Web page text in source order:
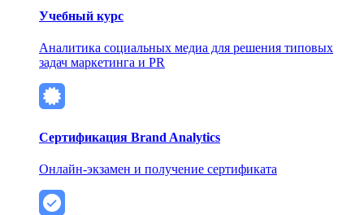
Учебный курс
Аналитика социальных медиа для решения типовых
задач маркетинга и PR
Сертификация Brand Analytics
Онлайн-экзамен и получение сертификата